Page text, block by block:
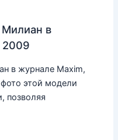
Милиан в
2009
в журнале Maxim,
этой модели
позволяя